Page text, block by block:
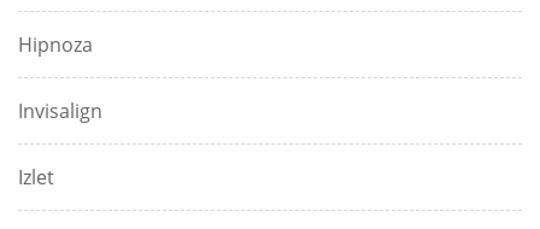
Hipnoza
Invisalign
Izlet